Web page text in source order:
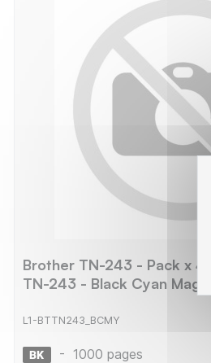
Brother TN-243 - Pack x 4
TN-243 - Black Cyan
L1-BTTN243_BCMY
- 1000 pages